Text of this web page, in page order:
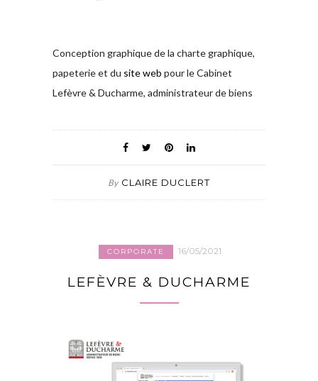
Conception graphique de la charte graphique,
papeterie et du site web pour le Cabinet
Lefèvre & Ducharme, administrateur de biens
By CLAIRE DUCLERT
CORPORATE 16/05/2021
LEFÈVRE & DUCHARME